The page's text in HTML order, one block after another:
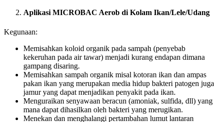
Aplikasi MICROBAC Aerob di Kolam Ikan/Lele/Udang
Kegunaan:
Memisahkan koloid organik pada sampah (penyebab
kekeruhan pada air tawar) menjadi kurang endapan dimana
gampang disaring.
Memisahkan sampah organik misal kotoran ikan dan ampas
pakan ikan yang merupakan media hidup bakteri patogen juga
jamur yang dapat menjadikan penyakit pada ikan.
Menguraikan senyawaan beracun (amoniak, sulfida, dll) yang
mana dapat dihasilkan oleh bakteri yang merugikan.
Menekan dan menghalangi pertambahan lumut lantaran